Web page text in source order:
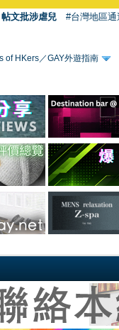
文批涉虐兒 #台灣地區
of HKers／GAY外遊指南